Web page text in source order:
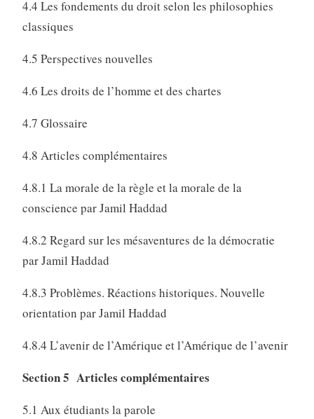
4.4 Les fondements du droit selon les philosophies
classiques
4.5 Perspectives nouvelles
4.6 Les droits de l’homme et des chartes
4.7 Glossaire
4.8 Articles complémentaires
4.8.1 La morale de la règle et la morale de la
conscience par Jamil Haddad
4.8.2 Regard sur les mésaventures de la démocratie
par Jamil Haddad
4.8.3 Problèmes. Réactions historiques. Nouvelle
orientation par Jamil Haddad
4.8.4 L’avenir de l’Amérique et l’Amérique de l’avenir
Section 5 Articles complémentaires
5.1 Aux étudiants la parole